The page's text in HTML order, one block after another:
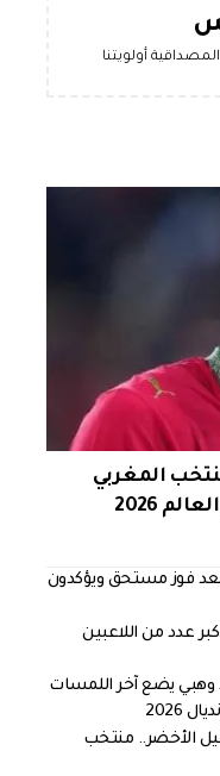
أولويتنا
المغربي
2026
فوز مستحق ويؤكدون
عدد من اللاعبين
يضع آخر اللمسات
2026
الأخضر.. منتخب